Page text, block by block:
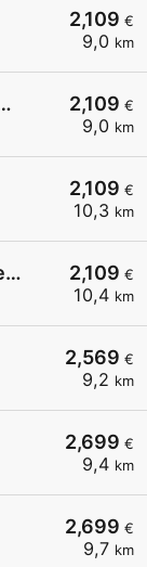
2,109 €
9,0 km
2,109 €
9,0 km
der Autobahn 1 A
2,109 €
10,3 km
2,109 €
10,4 km
Shell Werder (Havel) Auf dem Strengfeld 1
2,569 €
9,2 km
2,699 €
9,4 km
2,699 €
9,7 km